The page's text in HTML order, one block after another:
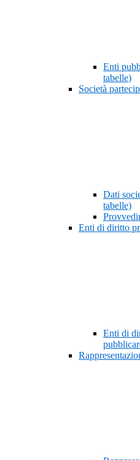
Enti
tabelle)
Società
Dati
tabelle)
Enti di diritto
Enti di